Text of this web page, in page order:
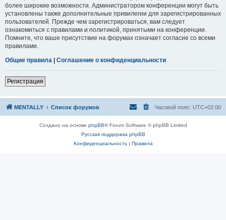
более широкие возможности. Администратором конференции могут быть
установлены также дополнительные привилегии для зарегистрированных
пользователей. Прежде чем зарегистрироваться, вам следует
ознакомиться с правилами и политикой, принятыми на конференции.
Помните, что ваше присутствие на форумах означает согласие со всеми
правилами.
Общие правила | Соглашение о конфиденциальности
Регистрация
MENTALLY Список форумов Часовой пояс: UTC+02:00
Создано на основе phpBB® Forum Software © phpBB Limited
Русская поддержка phpBB
Конфиденциальность| Правила